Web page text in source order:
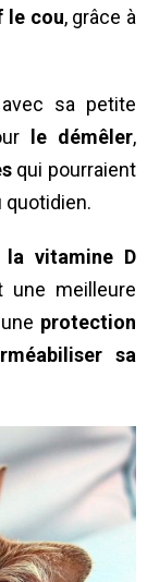
le cou, grâce à
sa petite
le démêler,
qui pourraient
quotidien.
vitamine D
meilleure
protection
sa